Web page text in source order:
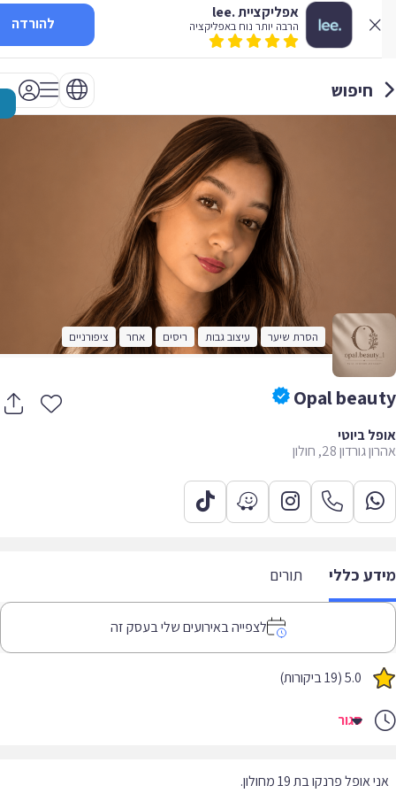
אפליקציית .lee
הרבה יותר נוח באפליקציה להורדה
חיפוש
הסרת שיער עיצוב גבות ריסים אחר ציפורניים
Opal
ביוטי
28, חולון
כללי תורים
לצפייה באירועים שלי בעסק זה
5.0 (19 ביקורות)
סגור